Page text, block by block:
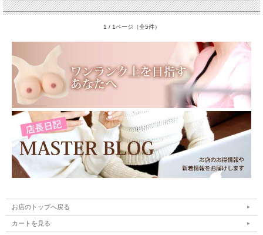
1 / 1ページ（全5件）
お店のトップへ戻る
カートを見る